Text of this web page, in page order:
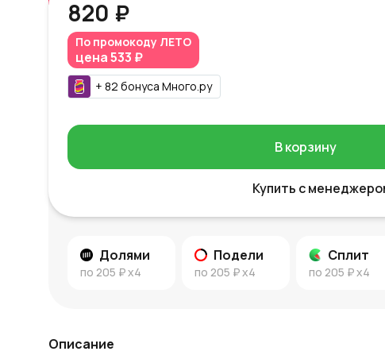
820 ₽
По промокоду ЛЕТО
цена533 ₽
+ 82 бонуса Много.ру
В корзину
Купить с
Долями
по 205 ₽x4
Подели
по 205 ₽x4
Сплит
по 205 ₽x4
Описание